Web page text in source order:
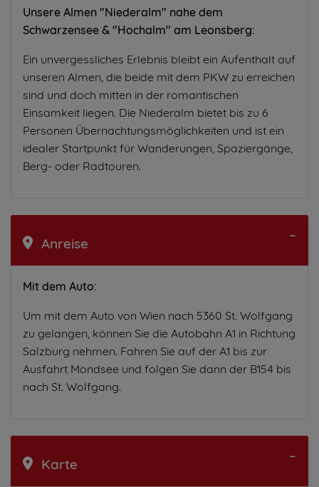
Unsere Almen "Niederalm" nahe dem
Schwarzensee & "Hochalm" am Leonsberg:
Ein unvergessliches Erlebnis bleibt ein Aufenthalt auf
unseren Almen, die beide mit dem PKW zu erreichen
sind und doch mitten in der romantischen
Einsamkeit liegen. Die Niederalm bietet bis zu 6
Personen Übernachtungsmöglichkeiten und ist ein
idealer Startpunkt für Wanderungen, Spaziergänge,
Berg- oder Radtouren.
Anreise
Mit dem Auto:
Um mit dem Auto von Wien nach 5360 St. Wolfgang
zu gelangen, können Sie die Autobahn A1 in Richtung
Salzburg nehmen. Fahren Sie auf der A1 bis zur
Ausfahrt Mondsee und folgen Sie dann der B154 bis
nach St. Wolfgang.
Karte